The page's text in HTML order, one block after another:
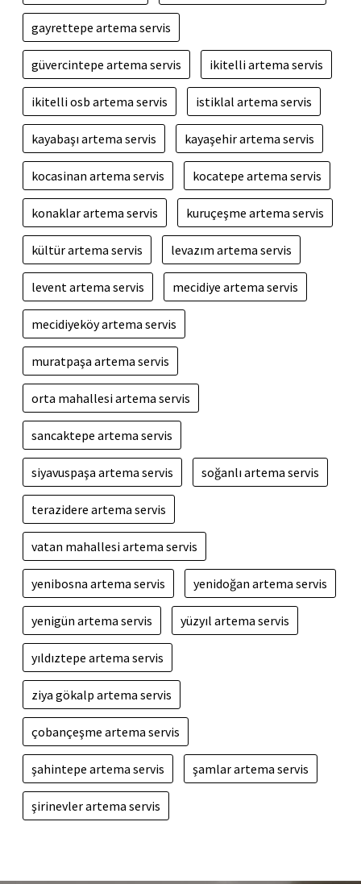
gayrettepe artema servis
güvercintepe artema servis ikitelli artema servis
ikitelli osb artema servis istiklal artema servis
kayabaşı artema servis kayaşehir artema servis
kocasinan artema servis kocatepe artema servis
konaklar artema servis kuruçeşme artema servis
kültür artema servis levazım artema servis
levent artema servis mecidiye artema servis
mecidiyeköy artema servis
muratpaşa artema servis
orta mahallesi artema servis
sancaktepe artema servis
siyavuspaşa artema servis soğanlı artema servis
terazidere artema servis
vatan mahallesi artema servis
yenibosna artema servis yenidoğan artema servis
yenigün artema servis yüzyıl artema servis
yıldıztepe artema servis
ziya gökalp artema servis
çobançeşme artema servis
şahintepe artema servis şamlar artema servis
şirinevler artema servis